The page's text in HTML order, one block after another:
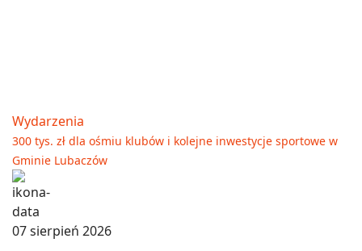
Wydarzenia
300 tys. zł dla ośmiu klubów i kolejne inwestycje sportowe w
Gminie Lubaczów
07 sierpień 2026